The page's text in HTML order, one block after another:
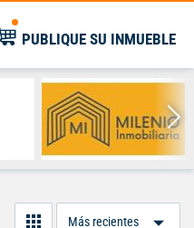
PUBLIQUE SU INMUEBLE